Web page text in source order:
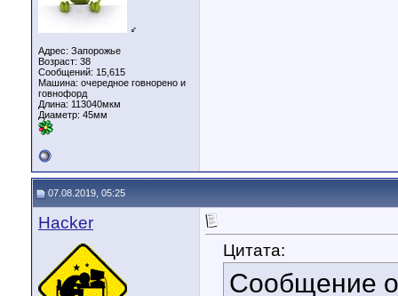
♂
Адрес: Запорожье
Возраст: 38
Сообщений: 15,615
Машина: очередное говнорено и
говнофорд
Длина: 113040мкм
Диаметр: 45мм
07.08.2019, 05:25
Hacker
Цитата:
Сообщение